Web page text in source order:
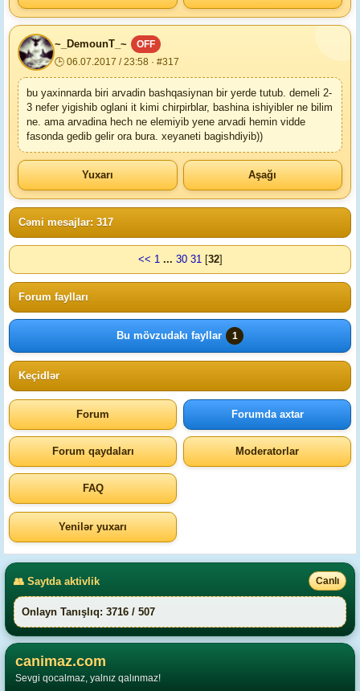
~_DemounT_~
OFF
🕒 06.07.2017 / 23:58 · #317
bu yaxinnarda biri arvadin bashqasiynan bir yerde tutub. demeli 2-
3 nefer yigishib oglani it kimi chirpirblar, bashina ishiyibler ne bilim
ne. ama arvadina hech ne elemiyib yene arvadi hemin vidde
fasonda gedib gelir ora bura. xeyaneti bagishdiyib))
Yuxarı Aşağı
Cəmi mesajlar: 317
<< 1 ... 30 31[32]
Forum faylları
Bu mövzudakı fayllar 1
Keçidlər
Forum Forumda axtar
Forum qaydaları Moderatorlar
FAQ
Yenilər yuxarı
👥 Saytda aktivlik Canlı
Onlayn Tanışlıq: 3716 / 507
canimaz.com
Sevgi qocalmaz, yalnız qalınmaz!